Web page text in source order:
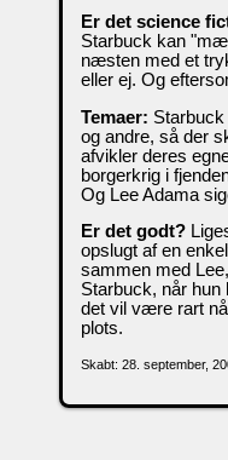
Er det science
Starbuck kan
næsten med et
eller ej. Og
Temaer:
og andre, så der
afvikler deres
borgerkrig i
Og Lee Adama
Er det godt?
opslugt af en
sammen med
Starbuck, når
det vil være rart
plots.
Skabt: 28. september,